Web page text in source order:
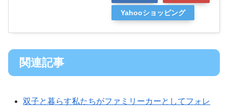
Yahooショッピング
関連記事
双子と暮らす私たちがファミリーカーとしてフォレ